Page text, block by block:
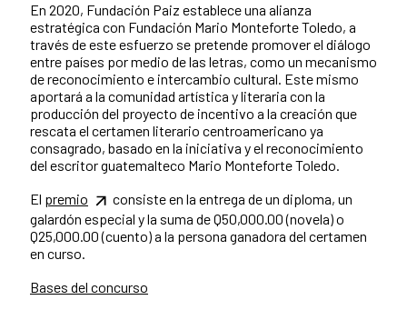
En 2020, Fundación Paiz establece una alianza
estratégica con Fundación Mario Monteforte Toledo, a
través de este esfuerzo se pretende promover el diálogo
entre países por medio de las letras, como un mecanismo
de reconocimiento e intercambio cultural. Este mismo
aportará a la comunidad artística y literaria con la
producción del proyecto de incentivo a la creación que
rescata el certamen literario centroamericano ya
consagrado, basado en la iniciativa y el reconocimiento
del escritor guatemalteco Mario Monteforte Toledo.
El premio
consiste en la entrega de un diploma, un
galardón especial y la suma de Q50,000.00 (novela) o
Q25,000.00 (cuento) a la persona ganadora del certamen
en curso.
Bases del concurso